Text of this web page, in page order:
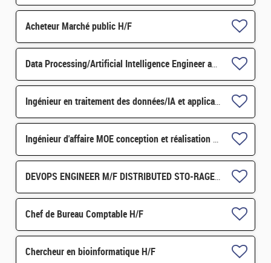
Acheteur Marché public H/F
Data Processing/Artificial Intelligence Engineer and Applications in Particle Physics H/F
Ingénieur en traitement des données/IA et application en physique des particules
Ingénieur d'affaire MOE conception et réalisation d'installation nucléaire H/F
DEVOPS ENGINEER M/F DISTRIBUTED STO-RAGE/PROCESSING ARCHITECTURE FOR SKA DATA H/F
Chef de Bureau Comptable H/F
Chercheur en bioinformatique H/F